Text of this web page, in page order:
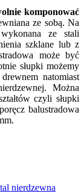
komponować
ze sobą. Na
ze stali
szklane lub z
może być
słupki możemy
natomiast
Można
czyli słupki
balustradowa
nierdzewna